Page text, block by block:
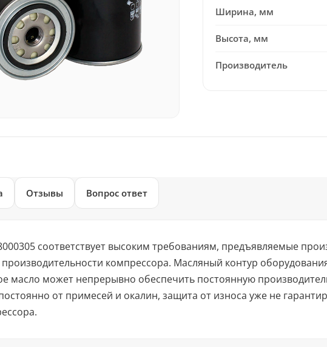
Ширина, мм
Высота, мм
Производитель
Отзывы Вопрос ответ
соответствует высоким требованиям, предъявляемые
компрессора. Масляный контур
масло может непрерывно обеспечить постоянную
от примесей и окалин, защита от износа уже не